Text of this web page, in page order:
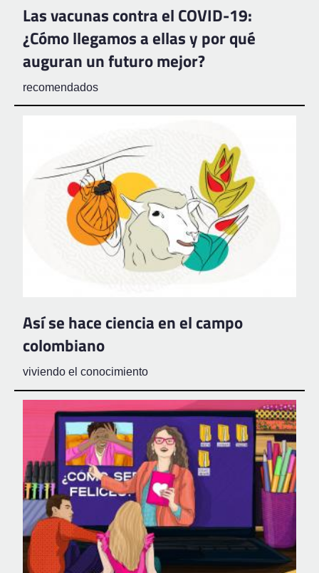
Las vacunas contra el COVID-19:
¿Cómo llegamos a ellas y por qué
auguran un futuro mejor?
recomendados
Así se hace ciencia en el campo
colombiano
viviendo el conocimiento